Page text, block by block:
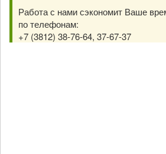
Работа с нами сэкономит Ваше
по телефонам:
+7 (3812) 38-76-64, 37-67-37